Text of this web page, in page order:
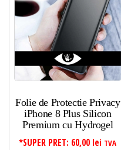
Folie de Protectie Privacy
iPhone 8 Plus Silicon
Premium cu Hydrogel
*SUPER PRET: 60,00 lei TVA